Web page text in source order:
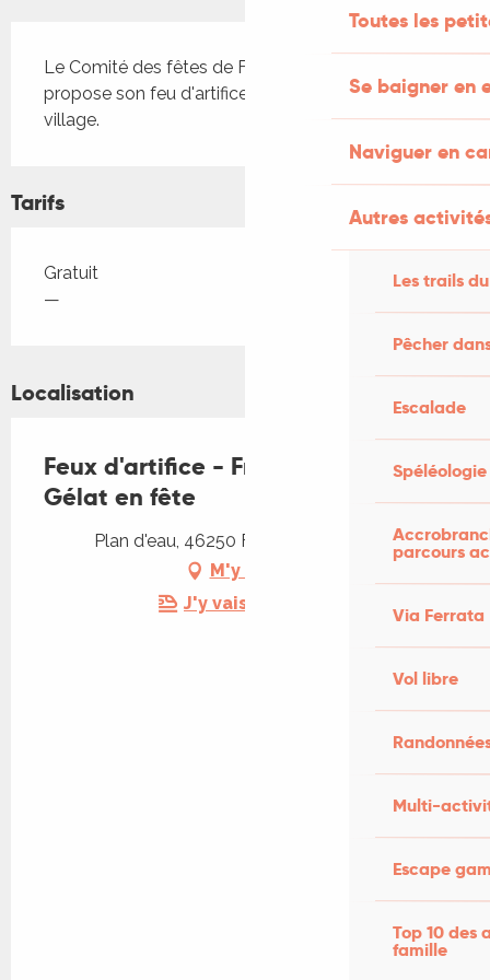
Toutes les
Se baigner en
Naviguer en
Autres
Les trails
Pêcher
Escalade
Spéléologie
parcours
Via Ferrata
Vol libre
Multi-
Escape
Top 10 des
famille
Le Comité des fêtes de Frayssinet-le-Gélat vous
propose son feu d'artifice venant clore la fête du
village.
Tarifs
Tarifs 2026
Gratuit
—
Localisation
Feux d'artifice - Frayssinet-le-
Gélat en fête
Plan d'eau, 46250 Frayssinet-le-Gélat
M'y rendre
J'y vais en train !